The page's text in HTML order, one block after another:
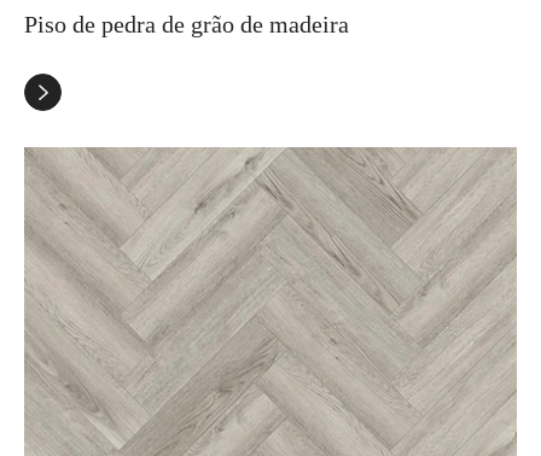
Piso de pedra de grão de madeira
